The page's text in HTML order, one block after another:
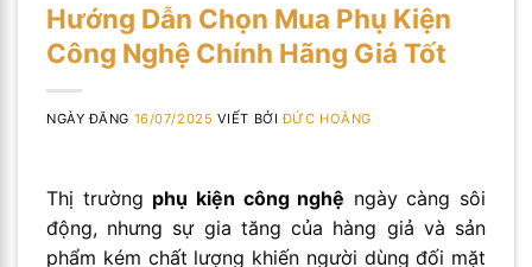
Hướng Dẫn Chọn Mua Phụ Kiện
Công Nghệ Chính Hãng Giá Tốt
NGÀY ĐĂNG 16/07/2025 VIẾT BỞIĐỨC HOÀNG
Thị trường phụ kiện công nghệ ngày càng sôi
động, nhưng sự gia tăng của hàng giả và sản
phẩm kém chất lượng khiến người dùng đối mặt